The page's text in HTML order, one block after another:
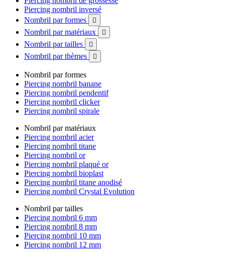
Piercing nombril inversé
Nombril par formes

Nombril par matériaux 
Nombril par tailles 
Nombril par thèmes 
Nombril par formes
Piercing nombril banane
Piercing nombril pendentif
Piercing nombril clicker
Piercing nombril spirale
Nombril par matériaux
Piercing nombril acier
Piercing nombril titane
Piercing nombril or
Piercing nombril plaqué or
Piercing nombril bioplast
Piercing nombril titane anodisé
Piercing nombril Crystal Evolution
Nombril par tailles
Piercing nombril 6 mm
Piercing nombril 8 mm
Piercing nombril 10 mm
Piercing nombril 12 mm